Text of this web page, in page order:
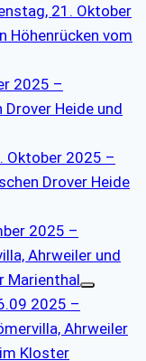
21. Oktober
Höhenrücken vom
2025 –
Heide und
Oktober 2025 –
Drover Heide
2025 –
Ahrweiler und
Marienthal
2025 –
Ahrweiler
Kloster